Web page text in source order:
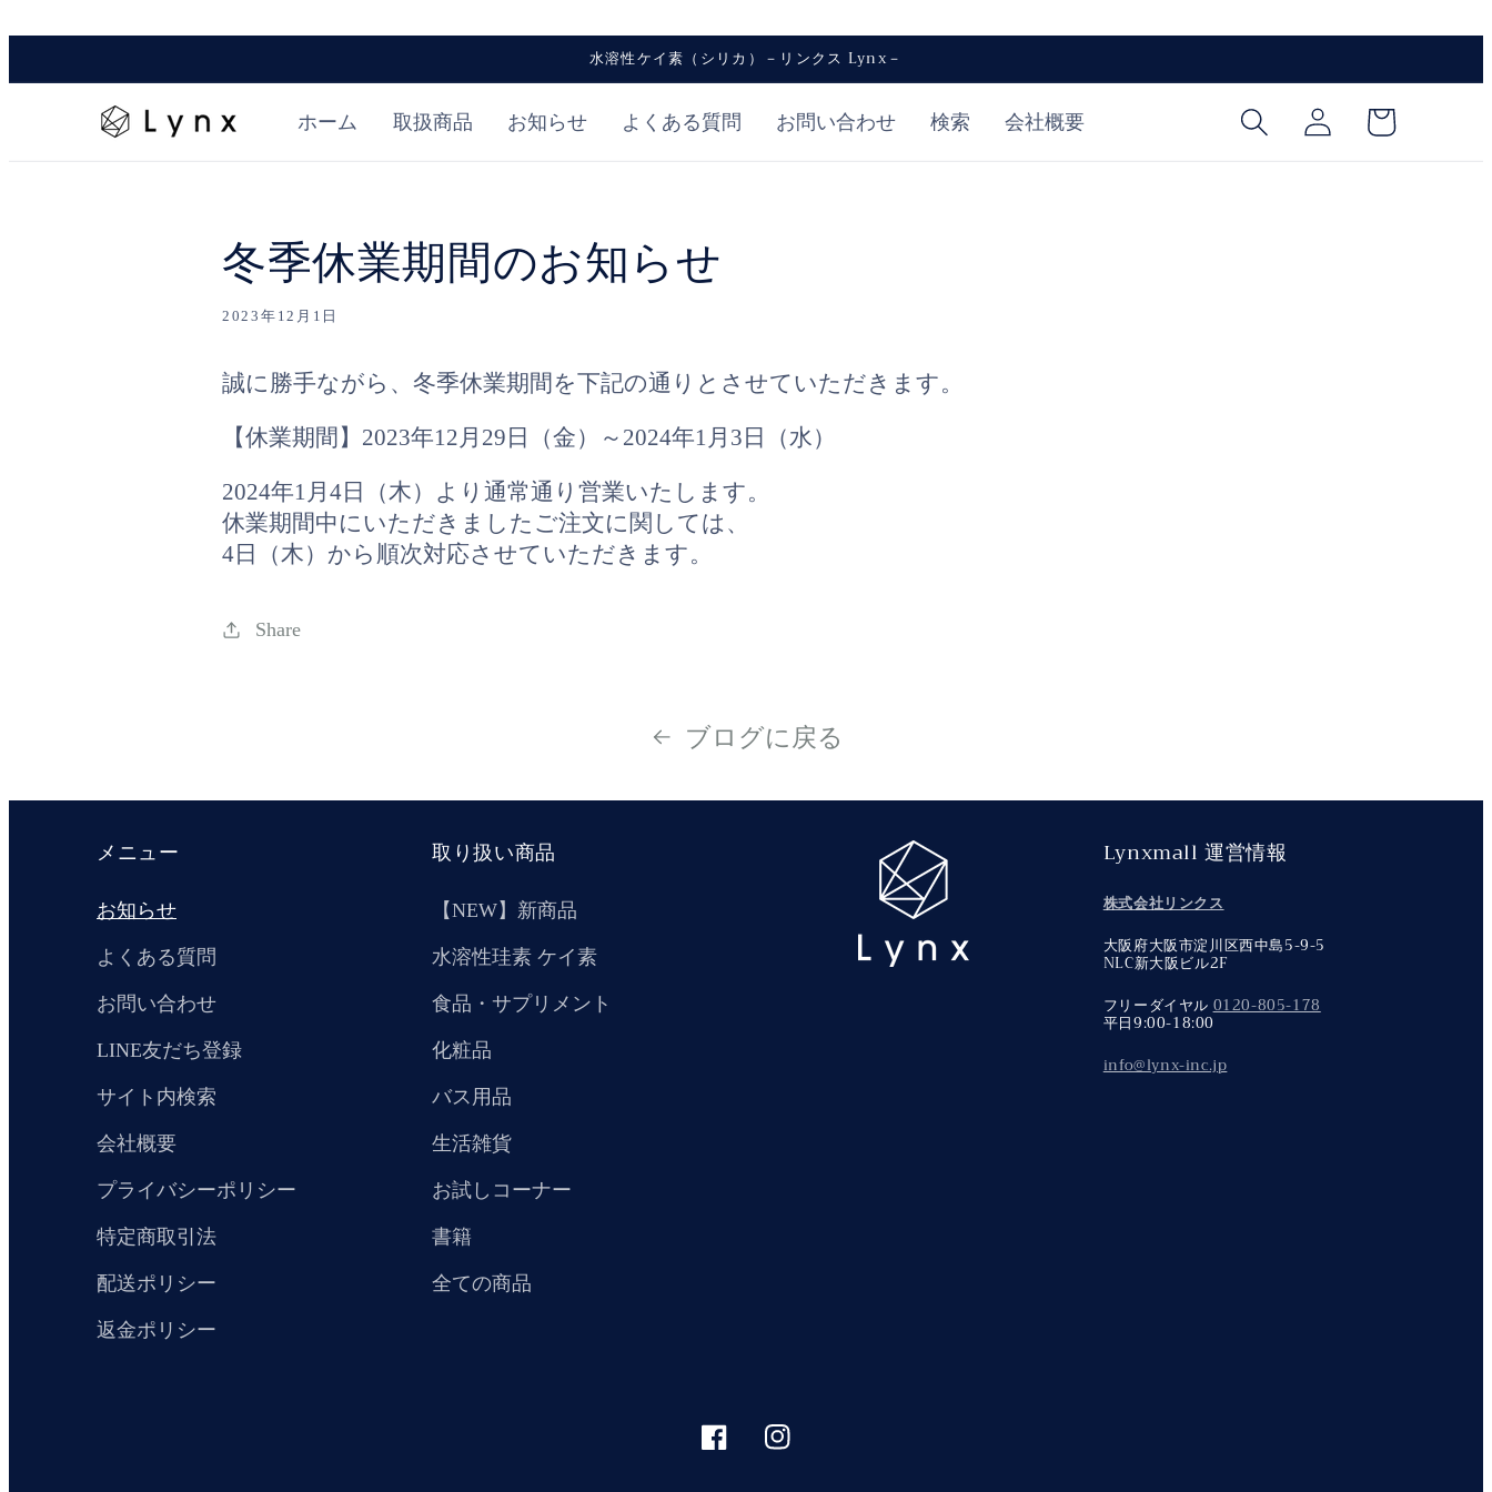
ンツに
水溶性ケイ素（シリカ）－リンクス Lynx－
ホーム 取扱商品 お知らせ よくある質問 お問い合わせ 検索 会社概要
ロ
グ
イ
ー
冬季休業期間のお知らせ
2023年12月1日
誠に勝手ながら、冬季休業期間を下記の通りとさせていただきます。
【休業期間】 2023年12月29日（金）～2024年1月3日（水）
2024年1月4日（木）より通常通り営業いたします。
休業期間中にいただきましたご注文に関しては、
4日（木）から順次対応させていただきます。
Share
ブログに戻る
メニュー
お知らせ
よくある質問
お問い合わせ
LINE友だち登録
サイト内検索
会社概要
プライバシーポリシー
特定商取引法
配送ポリシー
返金ポリシー
取り扱い商品
【NEW】新商品
水溶性珪素 ケイ素
食品・サプリメント
化粧品
バス用品
生活雑貨
お試しコーナー
書籍
全ての商品
Lynxmall 運営情報
株式会社リンクス
大阪府大阪市淀川区西中島5-9-5
NLC新大阪ビル2F
フリーダイヤル0120-805-178
平日9:00-18:00
info@lynx-inc.jp
FacebookInstagram